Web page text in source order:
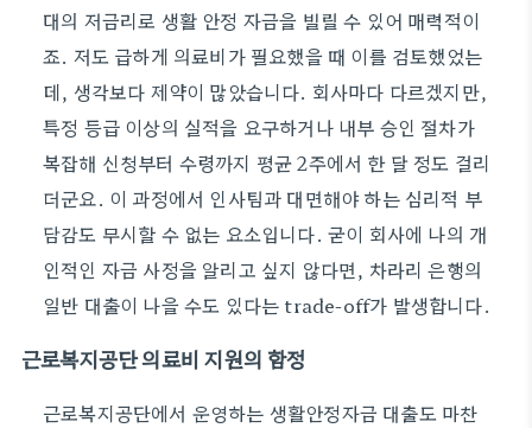
대의 저금리로 생활 안정 자금을 빌릴 수 있어 매력적이
죠. 저도 급하게 의료비가 필요했을 때 이를 검토했었는
데, 생각보다 제약이 많았습니다. 회사마다 다르겠지만,
특정 등급 이상의 실적을 요구하거나 내부 승인 절차가
복잡해 신청부터 수령까지 평균 2주에서 한 달 정도 걸리
더군요. 이 과정에서 인사팀과 대면해야 하는 심리적 부
담감도 무시할 수 없는 요소입니다. 굳이 회사에 나의 개
인적인 자금 사정을 알리고 싶지 않다면, 차라리 은행의
일반 대출이 나을 수도 있다는 trade-off가 발생합니다.
근로복지공단 의료비 지원의 함정
근로복지공단에서 운영하는 생활안정자금 대출도 마찬